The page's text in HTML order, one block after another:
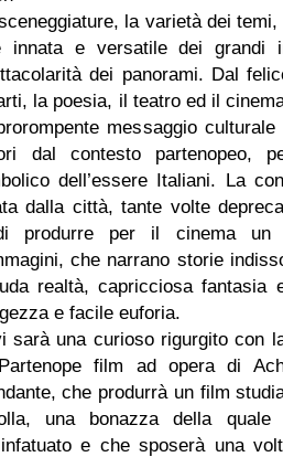
la varietà dei
innata e versatile dei grandi
dei panorami. Dal
la poesia, il teatro ed il
messaggio
dal contesto partenopeo,
dell’essere Italiani. La
dalla città, tante volte
produrre per il cinema un
che narrano storie
realtà, capricciosa fantasia
e facile euforia.
sarà una curioso rigurgito con
film ad opera di
che produrrà un film
una bonazza della
e che sposerà una